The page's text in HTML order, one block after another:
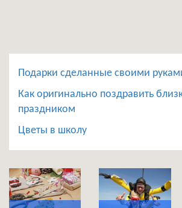
Подарки сделанные своими
Как оригинально поздравить
праздником
Цветы в школу